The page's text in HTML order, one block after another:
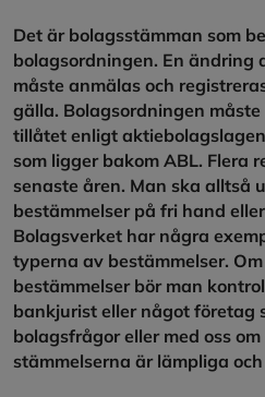
Det är bolagsstämman som
bolagsordningen. En ändring
måste anmälas och
gälla. Bolagsordningen
tillåtet enligt
som ligger bakom ABL. Flera
senaste åren. Man ska alltså
bestämmelser på fri hand
Bolagsverket har några
typerna av bestämmelser.
bestämmelser bör man
bankjurist eller något företag
bolagsfrågor eller med oss
stämmelserna är lämpliga